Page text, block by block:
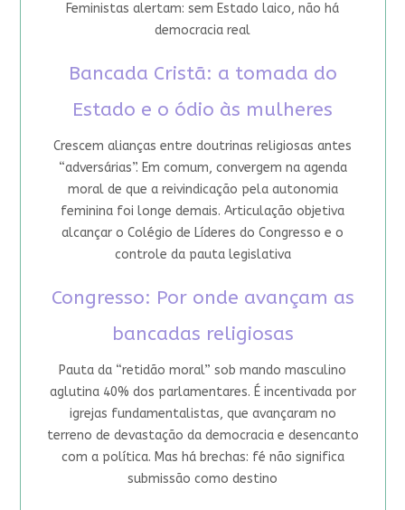
Feministas alertam: sem Estado laico, não há
democracia real
Bancada Cristã: a tomada do
Estado e o ódio às mulheres
Crescem alianças entre doutrinas religiosas antes
“adversárias”. Em comum, convergem na agenda
moral de que a reivindicação pela autonomia
feminina foi longe demais. Articulação objetiva
alcançar o Colégio de Líderes do Congresso e o
controle da pauta legislativa
Congresso: Por onde avançam as
bancadas religiosas
Pauta da “retidão moral” sob mando masculino
aglutina 40% dos parlamentares. É incentivada por
igrejas fundamentalistas, que avançaram no
terreno de devastação da democracia e desencanto
com a política. Mas há brechas: fé não significa
submissão como destino